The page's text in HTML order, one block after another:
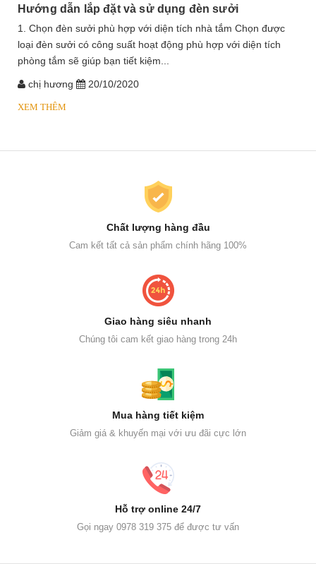
Hướng dẫn lắp đặt và sử dụng đèn sưởi
1. Chọn đèn sưởi phù hợp với diện tích nhà tắm Chọn được
loại đèn sưởi có công suất hoạt động phù hợp với diện tích
phòng tắm sẽ giúp bạn tiết kiệm...
chị hương 20/10/2020
XEM THÊM
Chất lượng hàng đầu
Cam kết tất cả sản phẩm chính hãng 100%
Giao hàng siêu nhanh
Chúng tôi cam kết giao hàng trong 24h
Mua hàng tiết kiệm
Giảm giá & khuyến mại với ưu đãi cực lớn
Hỗ trợ online 24/7
Gọi ngay 0978 319 375 để được tư vấn